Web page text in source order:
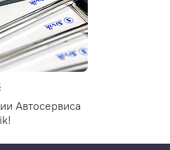
Автосервиса